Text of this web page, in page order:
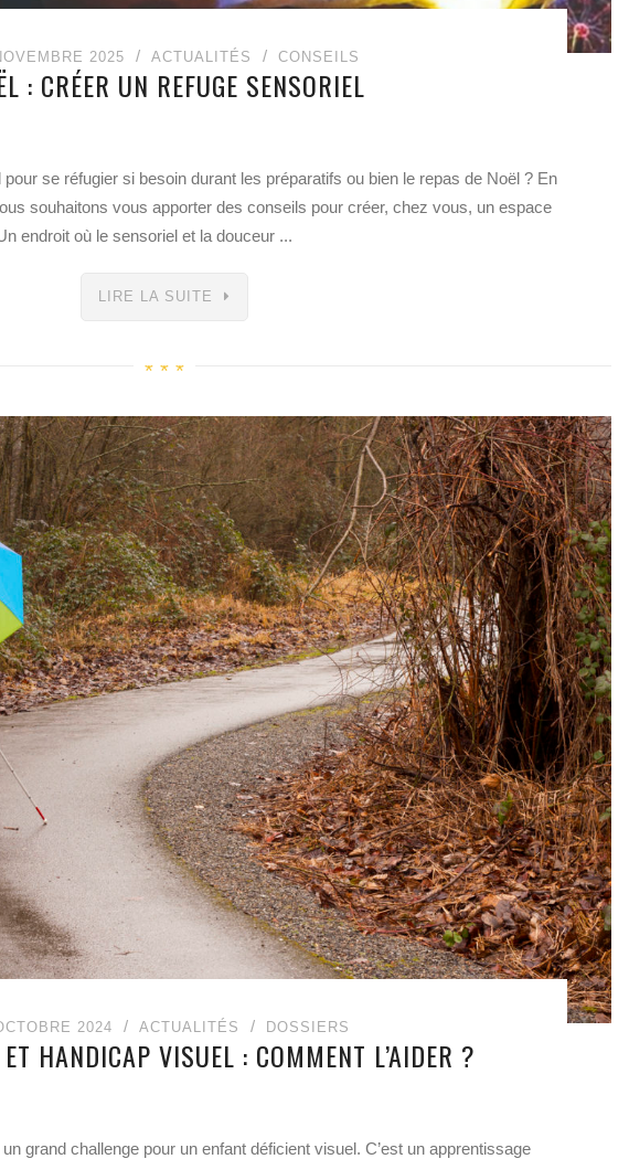
2025 ACTUALITÉS CONSEILS
: CRÉER UN REFUGE SENSORIEL
se réfugier si besoin durant les préparatifs ou bien le repas de Noël ? En
souhaitons vous apporter des conseils pour créer, chez vous, un espace
endroit où le sensoriel et la douceur ...
LIRE LA SUITE
2024 ACTUALITÉS DOSSIERS
HANDICAP VISUEL : COMMENT L’AIDER ?
grand challenge pour un enfant déficient visuel. C’est un apprentissage